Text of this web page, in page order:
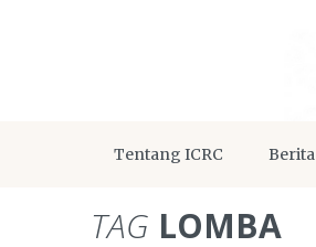
Tentang ICRC Berita
TAG LOMBA